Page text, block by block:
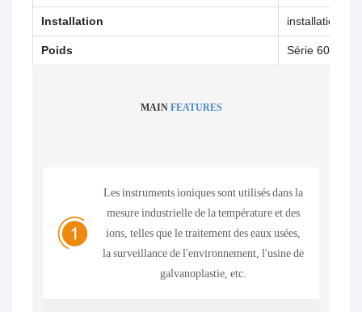
Installation installation
Poids Série 6000 :
MAIN FEATURES
Les instruments ioniques sont utilisés dans la
mesure industrielle de la température et des
ions, telles que le traitement des eaux usées,
la surveillance de l'environnement, l'usine de
galvanoplastie, etc.